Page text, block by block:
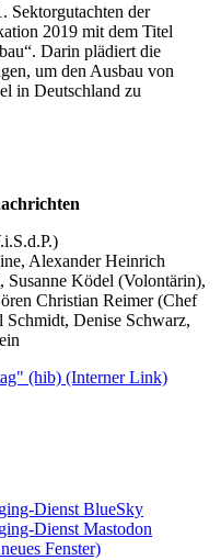
Sektorgutachten der
2019 mit dem Titel
Darin plädiert die
um den Ausbau von
in Deutschland zu
Alexander Heinrich
Susanne Ködel (Volontärin),
Christian Reimer (Chef
Denise Schwarz,
(hib) (Interner Link)
Dienst BlueSky
Dienst Mastodon
Fenster)